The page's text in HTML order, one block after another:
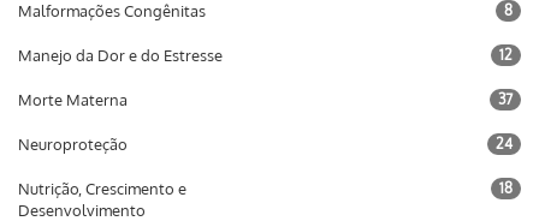
Malformações Congênitas 8
Manejo da Dor e do Estresse 12
Morte Materna 37
Neuroproteção 24
Nutrição, Crescimento e
Desenvolvimento
18